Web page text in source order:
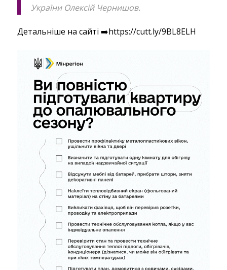
України Олексій Чернишов.
Детальніше на сайті ➡️https://cutt.ly/9BL8ELH